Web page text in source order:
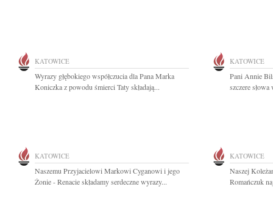
KATOWICE
Wyrazy głębokiego współczucia dla Pana Marka
Koniczka z powodu śmierci Taty składają...
KATOWICE
Pani Annie
szczere
KATOWICE
Naszemu Przyjacielowi Markowi Cyganowi i jego
Żonie - Renacie składamy serdeczne wyrazy...
KATOWICE
Naszej
Romańczuk